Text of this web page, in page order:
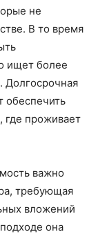
не
В то время
ищет более
Долгосрочная
обеспечить
где проживает
важно
требующая
вложений
она